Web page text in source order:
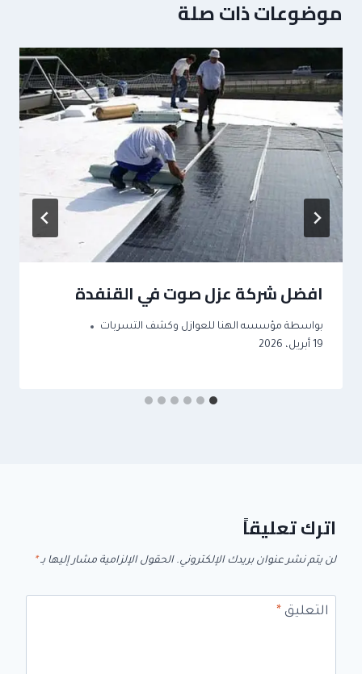
موضوعات ذات صلة
افضل شركة عزل صوت في القنفدة
بواسطة مؤسسه الهنا للعوازل وكشف التسربات
19 أبريل، 2026
اترك تعليقاً
لن يتم نشر عنوان بريدك الإلكتروني. الحقول الإلزامية مشار إليها بـ*
التعليق *